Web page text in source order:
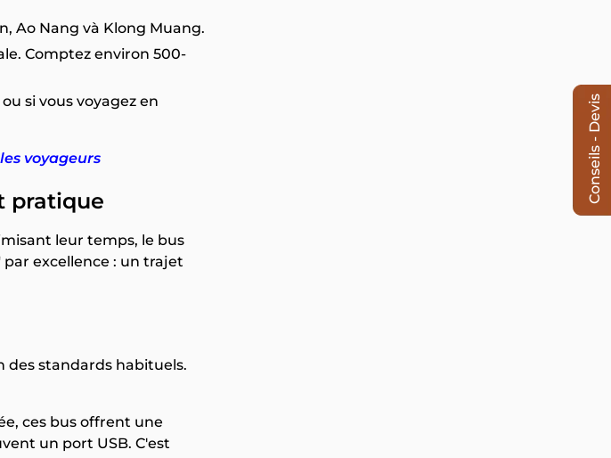
Ao Nang và Klong Muang.
Comptez environ 500-
si vous voyagez en
voyageurs
pratique
leur temps, le bus
excellence : un trajet
des standards habituels.
ces bus offrent une
un port USB. C'est
Conseils - Devis